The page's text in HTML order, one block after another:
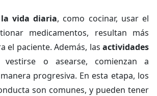
vida diaria, como cocinar, usar el
medicamentos, resultan más
el paciente. Además, las actividades
vestirse o asearse, comienzan a
progresiva. En esta etapa, los
son comunes, y pueden tener